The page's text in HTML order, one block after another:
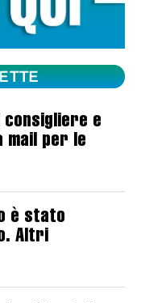
e
mail per le
è stato
Altri